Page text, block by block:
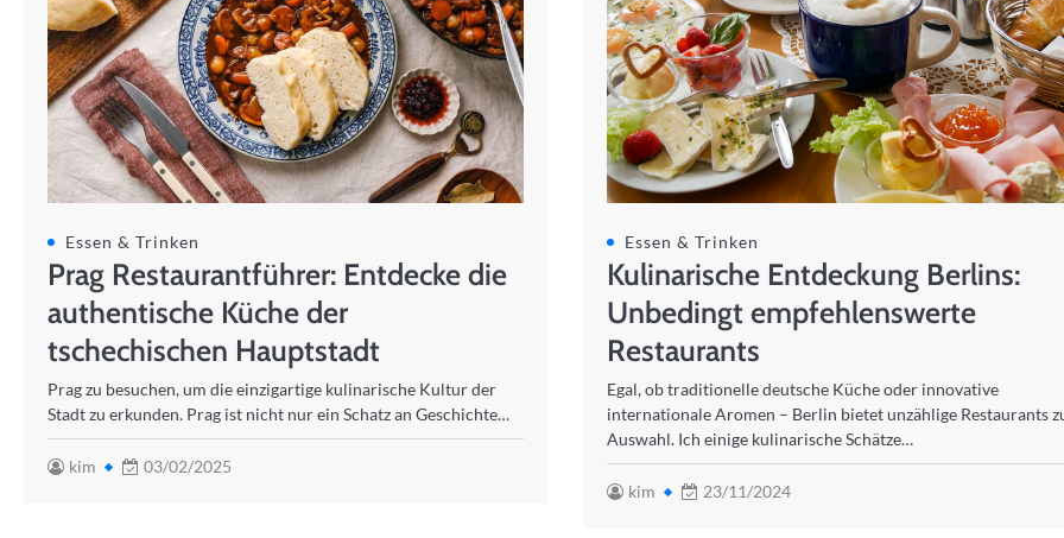
Essen & Trinken
Prag Restaurantführer: Entdecke die
authentische Küche der
tschechischen Hauptstadt
Prag zu besuchen, um die einzigartige kulinarische Kultur der
Stadt zu erkunden. Prag ist nicht nur ein Schatz an Geschichte…
kim 03/02/2025
Essen & Trinken
Kulinarische Entdeckung Berlins:
Unbedingt empfehlenswerte
Restaurants
Egal, ob traditionelle deutsche Küche oder innovative
internationale Aromen – Berlin bietet unzählige Restaurants
Auswahl. Ich einige kulinarische Schätze…
kim 23/11/2024